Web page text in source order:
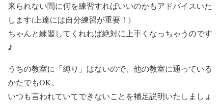
来られない間に何を練習すればいいのかもアドバイスいた
します(上達には自分練習が重要！)
ちゃんと練習してくれれば絶対に上手くなっちゃうのです
♪
うちの教室に「縛り」はないので、他の教室に通っている
かたでもOK。
いつも言われていてできないことを補足説明いたしましょ